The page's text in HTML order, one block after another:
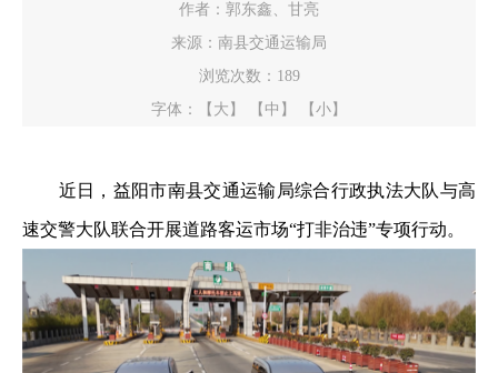
作者：郭东鑫、甘亮
来源：南县交通运输局
浏览次数： 189
字体：
【大】 【中】 【小】
近日，益阳市南县交通运输局综合行政执法大队与高
速交警大队联合开展道路客运市场“打非治违”专项行动。